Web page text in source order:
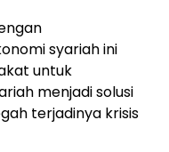
syariah ini
untuk
menjadi solusi
terjadinya krisis